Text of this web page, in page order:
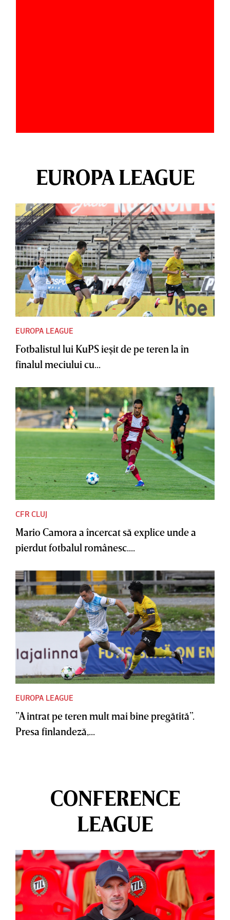
EUROPA LEAGUE
EUROPA LEAGUE
Fotbalistul lui KuPS ieşit de pe teren la în
finalul meciului cu...
CFR CLUJ
Mario Camora a încercat să explice unde a
pierdut fotbalul românesc....
EUROPA LEAGUE
”A intrat pe teren mult mai bine pregătită”.
Presa finlandeză,...
CONFERENCE
LEAGUE